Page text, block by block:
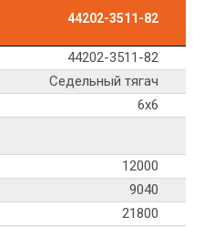
44202-3511-82
44202-3511-82
Седельный тягач
6x6
12000
9040
21800